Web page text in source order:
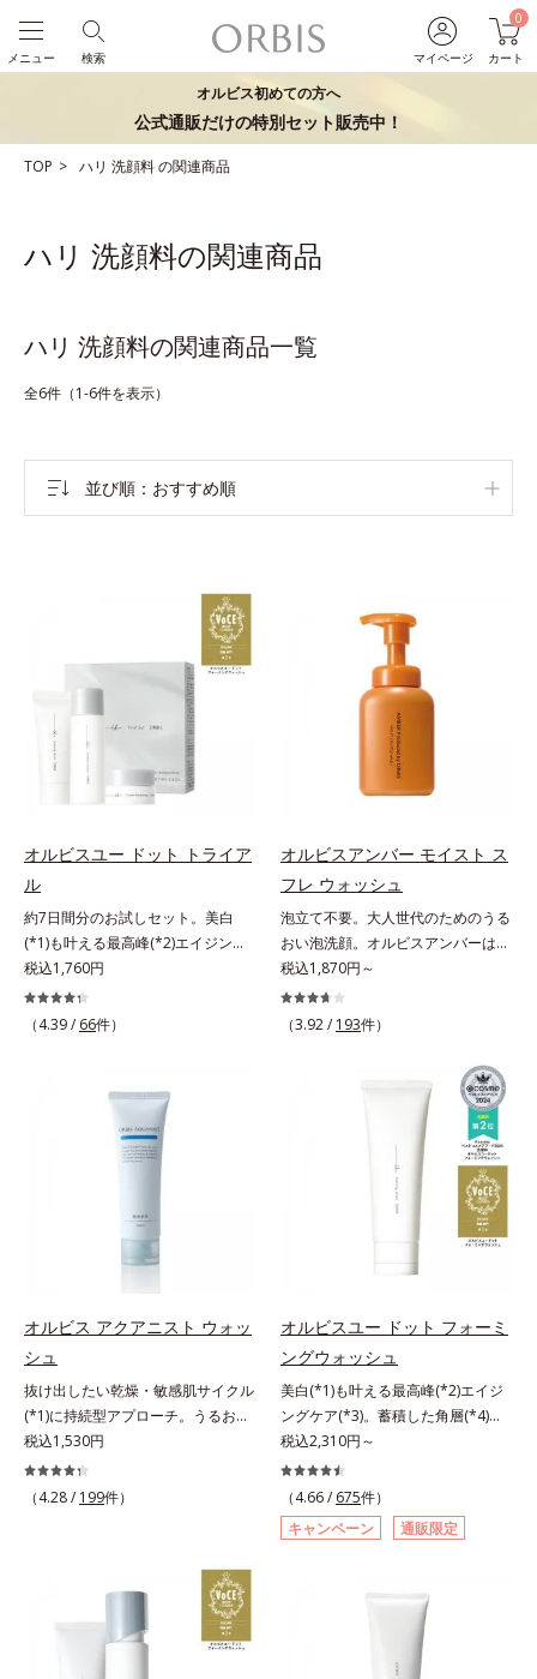
マイページ
0
カート
検索
メニュー
オルビス初めての方へ
公式通販だけの特別セット販売中！
TOP ハリ 洗顔料の関連商品
ハリ 洗顔料の関連商品
ハリ 洗顔料の関連商品一覧
全6件（1-6件を表示）
並び順 おすすめ順
オルビスユー ドット トライア
ル
約7日間分のお試しセット。美白
(*1)も叶える最高峰(*2)エイジング
ケア(*3)。ハリも透明感(*4)も結果
主義。年齢サイン(*5)の因子に着目
した肌科学エイジングケア(*3)シリ
対処するのではなく、肌で起きてい
ることの根本原因に着目。加齢とと
もに現れる年齢サイン(*5)について
研究を進めたところ、弾力感のない
み(*6)などが現れている状態である
「透明感のなさ」が現れることで大
人の肌印象に大きな影響を与えてい
ることが分かりました。そこでオル
ビスユー ドットシリーズは美容成
ター(*8)」を配合。そして、従来か
ら配合している美白有効成分「トラ
ネキサム酸」を配合しました。さら
に、シリーズ共通の美容成分(*7)
「GLルートブースター(*9)」を配合
することで、肌のふっくら感や透明
ズに。3ステップで上向き(*10)のハ
リと透明感を。効果的なシナジー設
計で、あなたのエイジングケアを応
援します。*1 メラニンの生成を抑
税込1,760円
（4.39 / 66件）
オルビスアンバー モイスト ス
フレ ウォッシュ
泡立て不要。大人世代のためのうる
おい泡洗顔。オルビスアンバーは、
いつも⾃然体で美しくありたいと願
う⼤⼈世代に寄り添うブランドで
す。年齢印象研究に基づいた肌サイ
ーチ。大人世代の肌に向き合い、手
軽なお手入れで賢いケアを。ライフ
スタイルになじむ、若々しい印象(*)
作りのサポートをします。* 肌にハ
リを与え若々しい印象
税込1,870円～
（3.92 / 193件）
オルビス アクアニスト ウォッ
シュ
抜け出したい乾燥・敏感肌サイクル
(*1)に持続型アプローチ。うるおい
を追求した敏感肌用保湿スキンケア
(*2)。うるおいを逃し、刺激を受け
やすい角層の“乾燥敏感スランプ
望の敏感肌用保湿スキンケアライン
「オルビス アクアニスト」。乾燥
敏感スランプの原因にアプローチす
る持続型トリプルアミノ酸(*4)を配
税込1,530円
（4.28 / 199件）
オルビスユー ドット フォーミ
ングウォッシュ
美白(*1)も叶える最高峰(*2)エイジ
ングケア(*3)。蓄積した角層(*4)を
絡めとりくすみ(*5)を晴らす高密着
マイルドピーリング(*6)洗顔料。ハ
リも透明感(*7)も結果主義。年齢サ
イン(*8)の因子に着目した肌科学エ
イジングケア(*3)シリーズ。オルビ
よる肌悩み一つ一つを対処するので
はなく、肌で起きていることの根本
原因に着目。加齢とともに現れる年
齢サインについて研究を進めたとこ
税込2,310円～
（4.66 / 675件）
キャンペーン
通販限定